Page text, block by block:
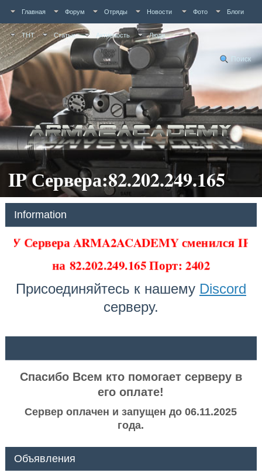
Главная Форум Отряды Новости Фото Блоги
ТНТ Статьи Активность Люди
Поиск
IP Сервера:82.202.249.165
Information
У Сервера ARMA2ACADEMY сменился IP
на 82.202.249.165 Порт: 2402
Присоединяйтесь к нашему Discord
серверу.
Спасибо Всем кто помогает серверу в
его оплате!
Сервер оплачен и запущен до 06.11.2025
года.
Объявления